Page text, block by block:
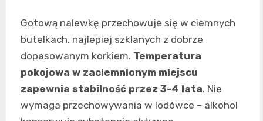
Gotową nalewkę przechowuje się w ciemnych
butelkach, najlepiej szklanych z dobrze
dopasowanym korkiem. Temperatura
pokojowa w zaciemnionym miejscu
zapewnia stabilność przez 3-4 lata. Nie
wymaga przechowywania w lodówce – alkohol